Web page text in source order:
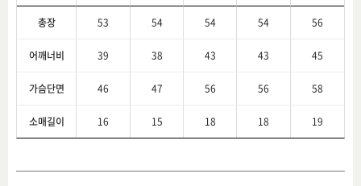
총장 53 54 54 54 56
어깨너비 39 38 43 43 45
가슴단면 46 47 56 56 58
소매길이 16 15 18 18 19